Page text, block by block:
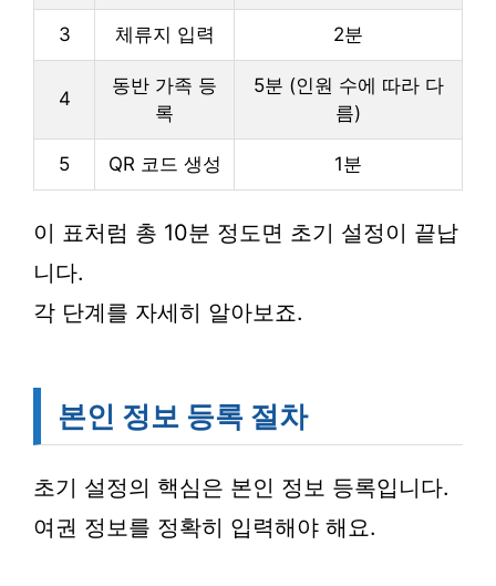
3 체류지 입력 2분
4
동반 가족 등
록
5분 (인원 수에 따라 다
름)
5 QR 코드 생성 1분
이 표처럼 총 10분 정도면 초기 설정이 끝납
니다.
각 단계를 자세히 알아보죠.
본인 정보 등록 절차
초기 설정의 핵심은 본인 정보 등록입니다.
여권 정보를 정확히 입력해야 해요.